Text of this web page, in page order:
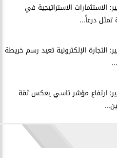
الاستثمارات الاستراتيجية في
تمثل درعاً...
التجارة الإلكترونية تعيد رسم خريطة
ارتفاع مؤشر تاسي يعكس ثقة